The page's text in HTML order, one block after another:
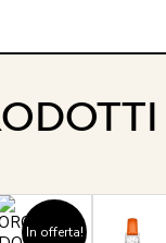
In offerta!